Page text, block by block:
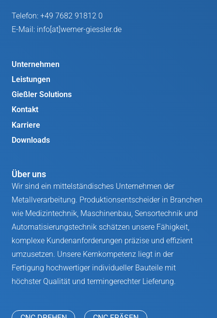
Telefon: +49 7682 91812 0
E-Mail: info[at]werner-giessler.de
Unternehmen
Leistungen
Gießler Solutions
Kontakt
Karriere
Downloads
Über uns
Wir sind ein mittelständisches Unternehmen der
Metallverarbeitung. Produktionsentscheider in Branchen
wie Medizintechnik, Maschinenbau, Sensortechnik und
Automatisierungstechnik schätzen unsere Fähigkeit,
komplexe Kundenanforderungen präzise und effizient
umzusetzen. Unsere Kernkompetenz liegt in der
Fertigung hochwertiger individueller Bauteile mit
höchster Qualität und termingerechter Lieferung.